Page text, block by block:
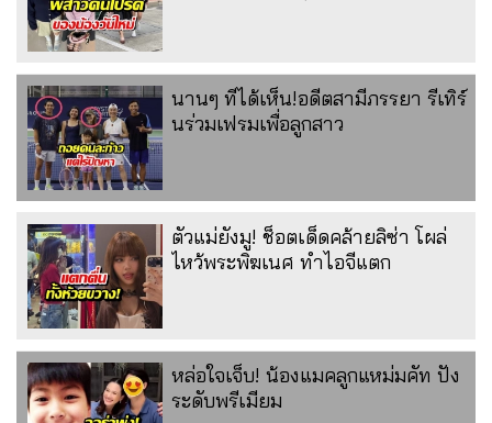
นานๆ ทีได้เห็น!อดีตสามีภรรยา รีเทิร์
นร่วมเฟรมเพื่อลูกสาว
ตัวแม่ยังมู! ช็อตเด็ดคล้ายลิซ่า โผล่
ไหว้พระพิฆเนศ ทำไอจีแตก
หล่อใจเจ็บ! น้องแมคลูกแหม่มคัท ปัง
ระดับพรีเมียม